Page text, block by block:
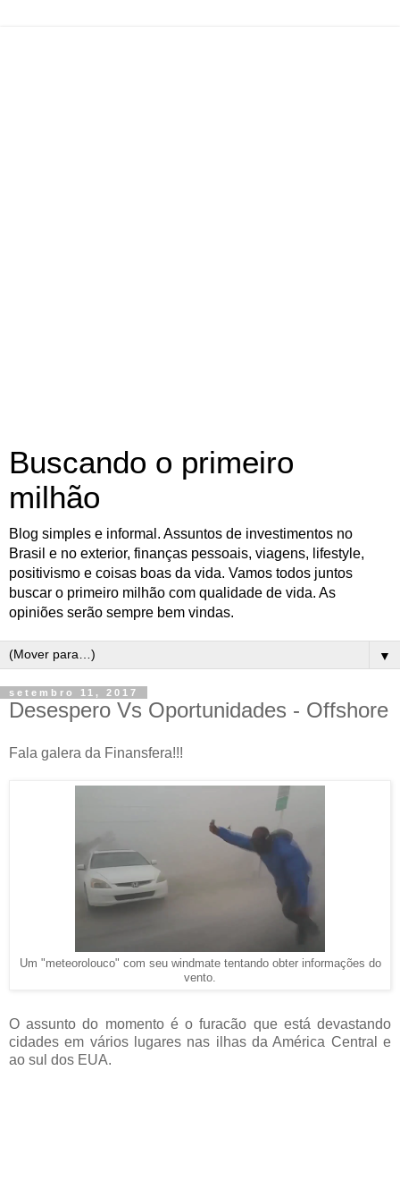
Buscando o primeiro
milhão
Blog simples e informal. Assuntos de investimentos no
Brasil e no exterior, finanças pessoais, viagens, lifestyle,
positivismo e coisas boas da vida. Vamos todos juntos
buscar o primeiro milhão com qualidade de vida. As
opiniões serão sempre bem vindas.
▼
setembro 11, 2017
Desespero Vs Oportunidades - Offshore
Fala galera da Finansfera!!!
Um "meteorolouco" com seu windmate tentando obter informações do
vento.
O assunto do momento é o furacão que está devastando
cidades em vários lugares nas ilhas da América Central e
ao sul dos EUA.